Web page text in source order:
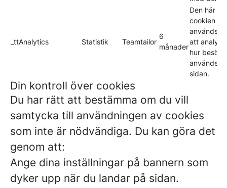
_ttAnalytics Statistik Teamtailor
6
månader
Den här
cookien
används
att
hur
använder
sidan.
Din kontroll över cookies
Du har rätt att bestämma om du vill
samtycka till användningen av cookies
som inte är nödvändiga. Du kan göra det
genom att:
Ange dina inställningar på bannern som
dyker upp när du landar på sidan.